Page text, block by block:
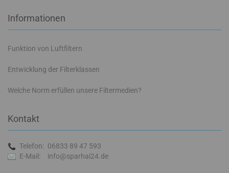
Informationen
Funktion von Luftfiltern
Entwicklung der Filterklassen
Welche Norm erfüllen unsere Filtermedien?
Kontakt
Telefon: 06833 89 47 593
E-Mail:
info@sparhai24.de